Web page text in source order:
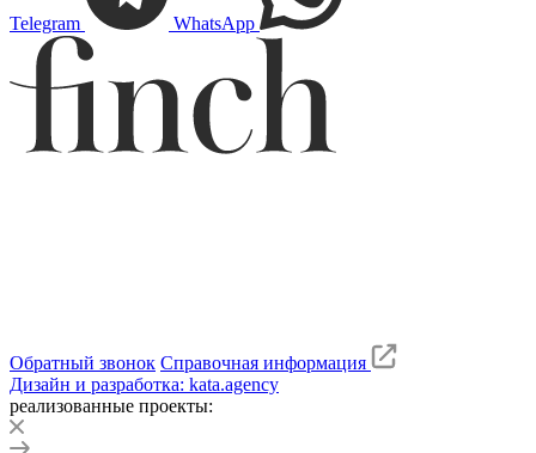
Telegram WhatsApp
Обратный звонок Справочная информация
Дизайн и разработка: kata.agency
реализованные проекты: